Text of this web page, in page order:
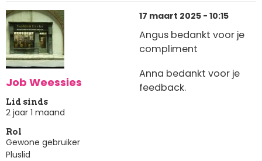
Job Weessies
Lid sinds
2 jaar 1 maand
Rol
Gewone gebruiker
Pluslid
17 maart 2025 - 10:15
Angus bedankt voor je
compliment
Anna bedankt voor je
feedback.